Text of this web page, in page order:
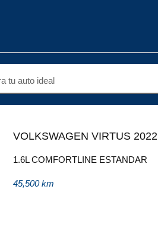
tu auto ideal
VOLKSWAGEN VIRTUS 2022
1.6L COMFORTLINE ESTANDAR
45,500 km